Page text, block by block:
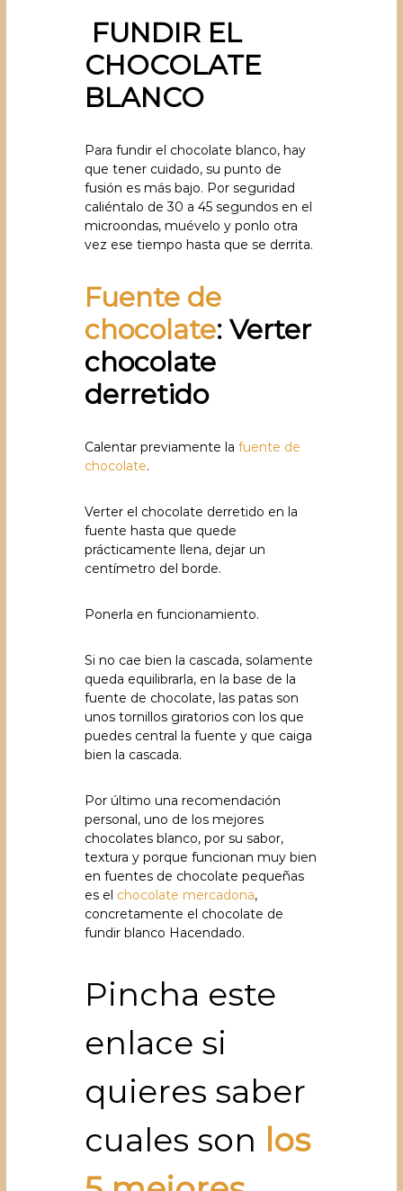
FUNDIR EL
CHOCOLATE
BLANCO
Para fundir el chocolate blanco, hay
que tener cuidado, su punto de
fusión es más bajo. Por seguridad
caliéntalo de 30 a 45 segundos en el
microondas, muévelo y ponlo otra
vez ese tiempo hasta que se derrita.
Fuente de
chocolate: Verter
chocolate
derretido
Calentar previamente la fuente de
chocolate.
Verter el chocolate derretido en la
fuente hasta que quede
prácticamente llena, dejar un
centímetro del borde.
Ponerla en funcionamiento.
Si no cae bien la cascada, solamente
queda equilibrarla, en la base de la
fuente de chocolate, las patas son
unos tornillos giratorios con los que
puedes central la fuente y que caiga
bien la cascada.
Por último una recomendación
personal, uno de los mejores
chocolates blanco, por su sabor,
textura y porque funcionan muy bien
en fuentes de chocolate pequeñas
es el chocolate mercadona,
concretamente el chocolate de
fundir blanco Hacendado.
Pincha este
enlace si
quieres saber
cuales son los